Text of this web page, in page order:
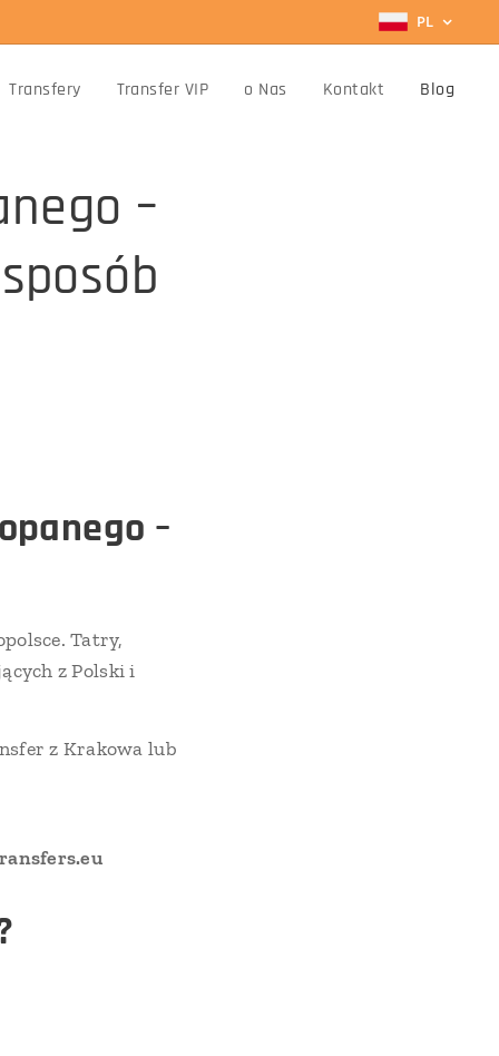
PL
Transfery Transfer VIP o Nas Kontakt Blog
–
–
Tatry,
z Polski i
z Krakowa lub